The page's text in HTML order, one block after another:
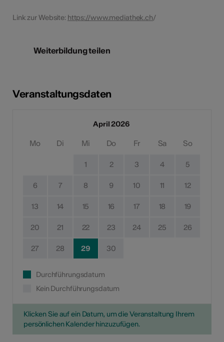
Link zur Website: https://www.mediathek.ch/
Weiterbildung teilen
Veranstaltungsdaten
April 2026
Mo Di Mi Do Fr Sa So
1 2 3 4 5
6 7 8 9 10 11 12
13 14 15 16 17 18 19
20 21 22 23 24 25 26
27 28 29 30
Durchführungsdatum
Kein Durchführungsdatum
Klicken Sie auf ein Datum, um die Veranstaltung Ihrem
persönlichen Kalender hinzuzufügen.